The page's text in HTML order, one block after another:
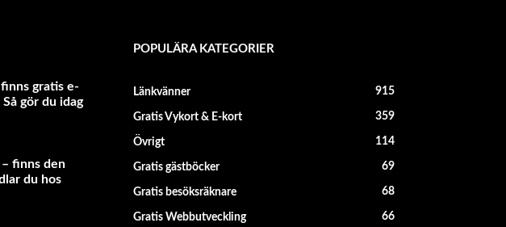
gratis e-
gör du idag
– finns den
du hos
POPULÄRA KATEGORIER
Länkvänner 915
Gratis Vykort & E-kort 359
Övrigt 114
Gratis gästböcker 69
Gratis besöksräknare 68
Gratis Webbutveckling 66